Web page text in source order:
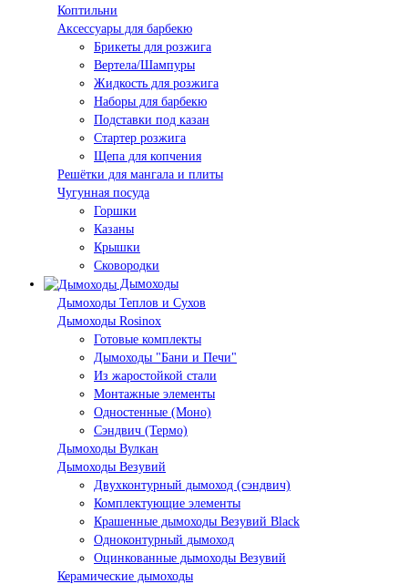
Коптильни
Аксессуары для барбекю
Брикеты для розжига
Вертела/Шампуры
Жидкость для розжига
Наборы для барбекю
Подставки под казан
Стартер розжига
Щепа для копчения
Решётки для мангала и плиты
Чугунная посуда
Горшки
Казаны
Крышки
Сковородки
Дымоходы
Дымоходы Теплов и Сухов
Дымоходы Rosinox
Готовые комплекты
Дымоходы "Бани и Печи"
Из жаростойкой стали
Монтажные элементы
Одностенные (Моно)
Сэндвич (Термо)
Дымоходы Вулкан
Дымоходы Везувий
Двухконтурный дымоход (сэндвич)
Комплектующие элементы
Крашенные дымоходы Везувий Black
Одноконтурный дымоход
Оцинкованные дымоходы Везувий
Керамические дымоходы